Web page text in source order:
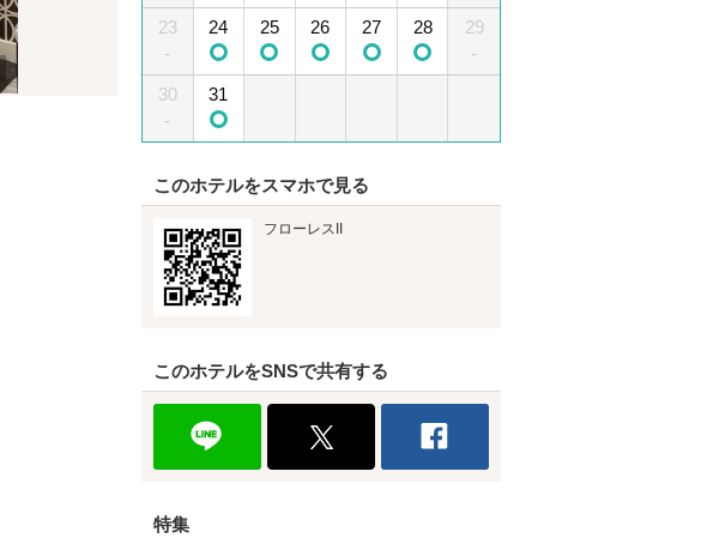
23
-
24 25 26 27 28
29
-
30
-
31
27
-
28 29 30
このホテルをスマホで見る
フローレスII
このホテルをSNSで共有する
特集